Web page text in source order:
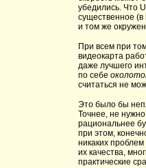
убедились. Что
существенное
и том же
При всем при
видеокарта
даже лучшего
по себе
считаться не
Это было бы
Точнее, не
рациональнее
при этом,
никаких
их качества,
практические